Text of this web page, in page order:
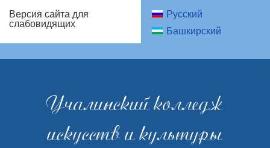
Версия сайта для
слабовидящих
Русский
Башкирский
Учалинский колледж
искусств и культуры